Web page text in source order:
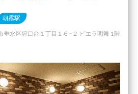
朝霧駅
垂水区狩口台１丁目１６−２ ビエラ明舞 1階